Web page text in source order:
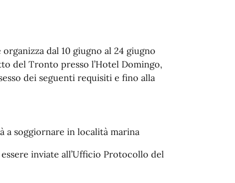
dal 10 giugno al 24 giugno
del Tronto presso l’Hotel Domingo,
dei seguenti requisiti e fino alla
a soggiornare in località marina
inviate all’Ufficio Protocollo del